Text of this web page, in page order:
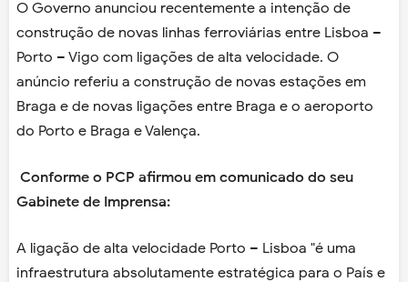
O Governo anunciou recentemente a intenção de
construção de novas linhas ferroviárias entre Lisboa –
Porto – Vigo com ligações de alta velocidade. O
anúncio referiu a construção de novas estações em
Braga e de novas ligações entre Braga e o aeroporto
do Porto e Braga e Valença.
Conforme o PCP afirmou em comunicado do seu
Gabinete de Imprensa:
A ligação de alta velocidade Porto – Lisboa "é uma
infraestrutura absolutamente estratégica para o País e